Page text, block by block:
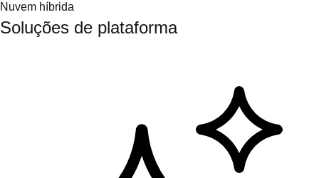
Nuvem híbrida
Soluções de plataforma